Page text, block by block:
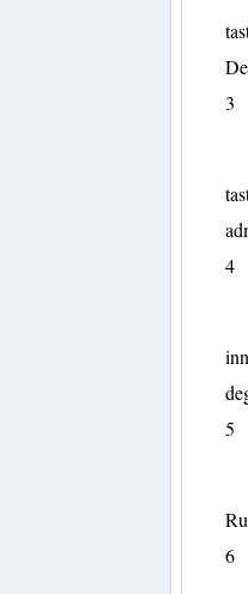
3
4
5
6